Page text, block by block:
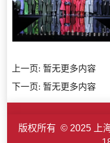
上一页: 暂无更多内容
下一页: 暂无更多内容
版权所有 © 2025 上